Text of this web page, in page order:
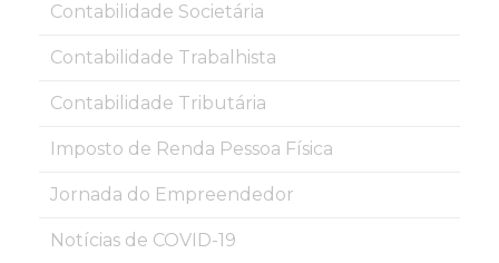
Contabilidade Societária
Contabilidade Trabalhista
Contabilidade Tributária
Imposto de Renda Pessoa Física
Jornada do Empreendedor
Notícias de COVID-19